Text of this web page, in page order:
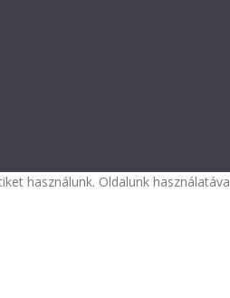
használunk. Oldalunk